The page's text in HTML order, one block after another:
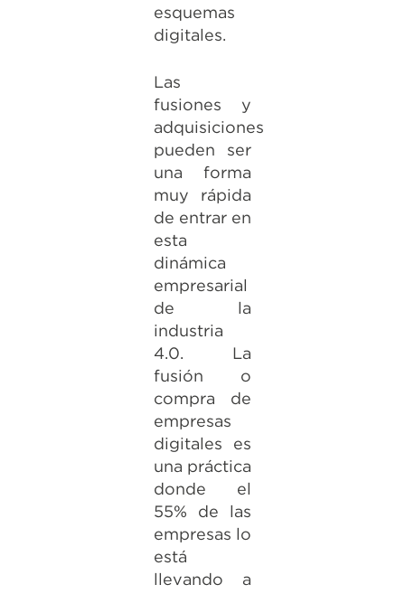
esquemas
digitales.
Las
fusiones y
adquisiciones
pueden ser
una forma
muy rápida
de entrar en
esta
dinámica
empresarial
de la
industria
4.0. La
fusión o
compra de
empresas
digitales es
una práctica
donde el
55% de las
empresas lo
está
llevando a